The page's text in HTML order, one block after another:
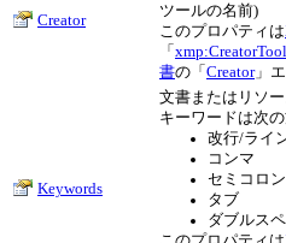
Creator
ツールの名前)
このプロパティは
「 xmp:CreatorTool
書の「 Creator」
Keywords
文書またはリソ
キーワードは次
改行/ライ
コンマ
セミコロン
タブ
ダブルス